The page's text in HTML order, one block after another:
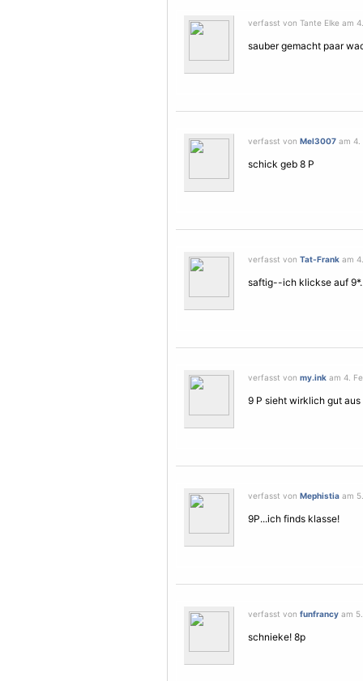
verfasst von Tante Elke am
sauber gemacht paar
verfasst von Mel3007 am 4.
schick geb 8 P
verfasst von Tat-Frank am
saftig--ich klickse auf
verfasst von my.ink am 4.
9 P sieht wirklich gut aus
verfasst von Mephistia am
9P...ich finds klasse!
verfasst von funfrancy am
schnieke! 8p